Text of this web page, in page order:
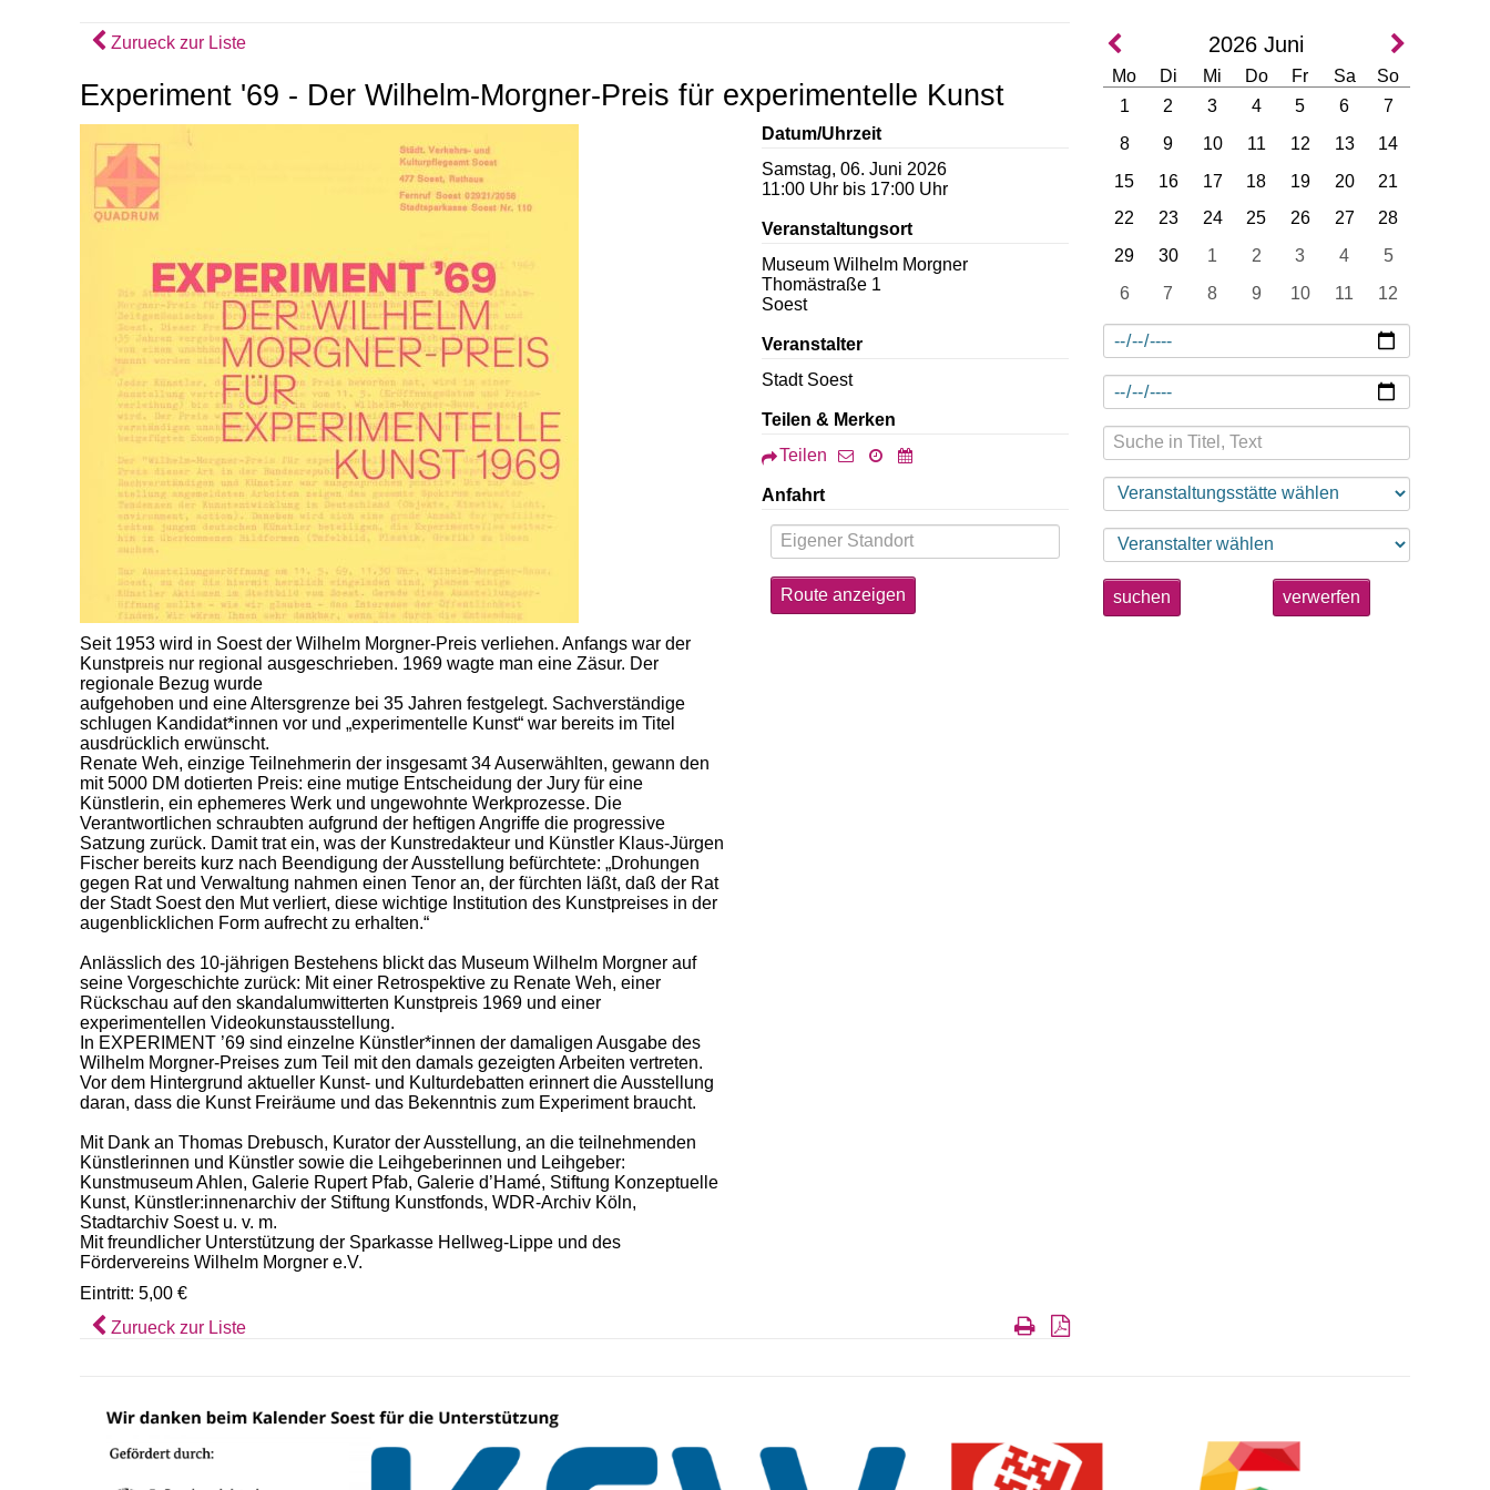
Zurueck zur Liste
Experiment '69 - Der Wilhelm-Morgner-Preis für experimentelle Kunst
Seit 1953 wird in Soest der Wilhelm Morgner-Preis verliehen. Anfangs war der
Kunstpreis nur regional ausgeschrieben. 1969 wagte man eine Zäsur. Der
regionale Bezug wurde
aufgehoben und eine Altersgrenze bei 35 Jahren festgelegt. Sachverständige
schlugen Kandidat*innen vor und „experimentelle Kunst“ war bereits im Titel
ausdrücklich erwünscht.
Renate Weh, einzige Teilnehmerin der insgesamt 34 Auserwählten, gewann den
mit 5000 DM dotierten Preis: eine mutige Entscheidung der Jury für eine
Künstlerin, ein ephemeres Werk und ungewohnte Werkprozesse. Die
Verantwortlichen schraubten aufgrund der heftigen Angriffe die progressive
Satzung zurück. Damit trat ein, was der Kunstredakteur und Künstler Klaus-Jürgen
Fischer bereits kurz nach Beendigung der Ausstellung befürchtete: „Drohungen
gegen Rat und Verwaltung nahmen einen Tenor an, der fürchten läßt, daß der Rat
der Stadt Soest den Mut verliert, diese wichtige Institution des Kunstpreises in der
augenblicklichen Form aufrecht zu erhalten.“
Anlässlich des 10-jährigen Bestehens blickt das Museum Wilhelm Morgner auf
seine Vorgeschichte zurück: Mit einer Retrospektive zu Renate Weh, einer
Rückschau auf den skandalumwitterten Kunstpreis 1969 und einer
experimentellen Videokunstausstellung.
In EXPERIMENT ’69 sind einzelne Künstler*innen der damaligen Ausgabe des
Wilhelm Morgner-Preises zum Teil mit den damals gezeigten Arbeiten vertreten.
Vor dem Hintergrund aktueller Kunst- und Kulturdebatten erinnert die Ausstellung
daran, dass die Kunst Freiräume und das Bekenntnis zum Experiment braucht.
Mit Dank an Thomas Drebusch, Kurator der Ausstellung, an die teilnehmenden
Künstlerinnen und Künstler sowie die Leihgeberinnen und Leihgeber:
Kunstmuseum Ahlen, Galerie Rupert Pfab, Galerie d’Hamé, Stiftung Konzeptuelle
Kunst, Künstler:innenarchiv der Stiftung Kunstfonds, WDR-Archiv Köln,
Stadtarchiv Soest u. v. m.
Mit freundlicher Unterstützung der Sparkasse Hellweg-Lippe und des
Fördervereins Wilhelm Morgner e.V.
Eintritt: 5,00 €
Datum/Uhrzeit
Samstag, 06. Juni 2026
11:00 Uhr bis 17:00 Uhr
Veranstaltungsort
Museum Wilhelm Morgner
Thomästraße 1
Soest
Veranstalter
Stadt Soest
Teilen & Merken
Teilen
Anfahrt
Zurueck zur Liste
2026 Juni
Mo Di Mi Do Fr Sa
So
1
2 3 4 5 6
7
8
9 10 11 12 13
14
15
16 17 18 19 20
21
22
23 24 25 26 27
28
29
30 1 2 3 4
5
6
7 8 9 10 11 12
suchen verwerfen